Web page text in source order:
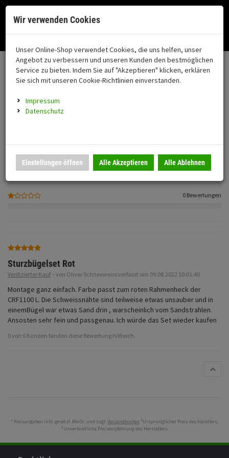
Fahrzeugteile
Alle Kategorien
FAHRZEUGTEILE
Montageständer
Beleuchtung
Neuheiten
coming soon
Anmelden | Registrieren Merkzettel
Ihr Warenkorb ist momentan leer.
Ergebnisse () Fertig
Nutzung unserer Dienste erklären Sie sich damit einverstanden!
Okay Datenschutz
Menü
Motorrad auswählen
Kundenbewertungen 1
Einloggen und Bewertung schreiben
0 Bewertungen
0 Bewertungen
Sturzbügelset Rot
Verifizierter Kauf - von Oliver Schneeweiss verfasst am 09.08.2022 10:01:40
Montage ganz einfach. Farbe passt zum roten Rahmenheck der
CRF1100 L. Die Schweissnähte sind teilweise etwas unsauber und in
einemBügel war etwas Sand drin , warscheinlich vom Sandstrahlen.
Ansosten sehr fein und passgenau. Ich würde das Set wieder kaufen
0 von 0 Kunden fanden diese Bewertung hilfreich.
* Preisangaben inkl. gesetzl. MwSt. und zzgl.Versandkosten 1Ursprünglicher Preis des Händlers,
2 Unverbindliche Preisempfehlung des Herstellers
Wir verwenden Cookies
Unser Online-Shop verwendet Cookies, die uns helfen, unser
Angebot zu verbessern und unseren Kunden den bestmöglichen
Service zu bieten. Indem Sie auf "Akzeptieren" klicken, erklären
Sie sich mit unseren Cookie-Richtlinien einverstanden.
Impressum
Datenschutz
Einstellungen öffnen Alle Akzeptieren Alle Ablehnen